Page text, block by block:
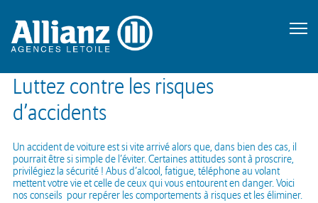
Luttez contre les risques
d’accidents
Un accident de voiture est si vite arrivé alors que, dans bien des cas, il
pourrait être si simple de l’éviter. Certaines attitudes sont à proscrire,
privilégiez la sécurité ! Abus d’alcool, fatigue, téléphone au volant
mettent votre vie et celle de ceux qui vous entourent en danger. Voici
nos conseils pour repérer les comportements à risques et les éliminer.